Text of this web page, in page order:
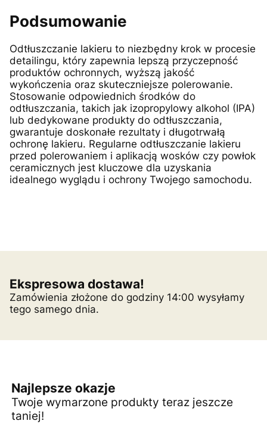
Podsumowanie
Odtłuszczanie lakieru to niezbędny krok w procesie
detailingu, który zapewnia lepszą przyczepność
produktów ochronnych, wyższą jakość
wykończenia oraz skuteczniejsze polerowanie.
Stosowanie odpowiednich środków do
odtłuszczania, takich jak izopropylowy alkohol (IPA)
lub dedykowane produkty do odtłuszczania,
gwarantuje doskonałe rezultaty i długotrwałą
ochronę lakieru. Regularne odtłuszczanie lakieru
przed polerowaniem i aplikacją wosków czy powłok
ceramicznych jest kluczowe dla uzyskania
idealnego wyglądu i ochrony Twojego samochodu.
Ekspresowa dostawa!
Zamówienia złożone do godziny 14:00 wysyłamy
tego samego dnia.
Najlepsze okazje
Twoje wymarzone produkty teraz jeszcze
taniej!